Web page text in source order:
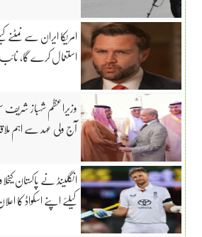
امریکا ایران سے نمٹنے
استعمال کرے گا،
وزیراعظم شہباز شریف
آج ولی عہد سے اہم
انگلینڈ نے پاکستان
کیلئے اپنے اسکواڈ کا